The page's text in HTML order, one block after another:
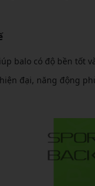
balo có độ bền tốt
đại, năng động